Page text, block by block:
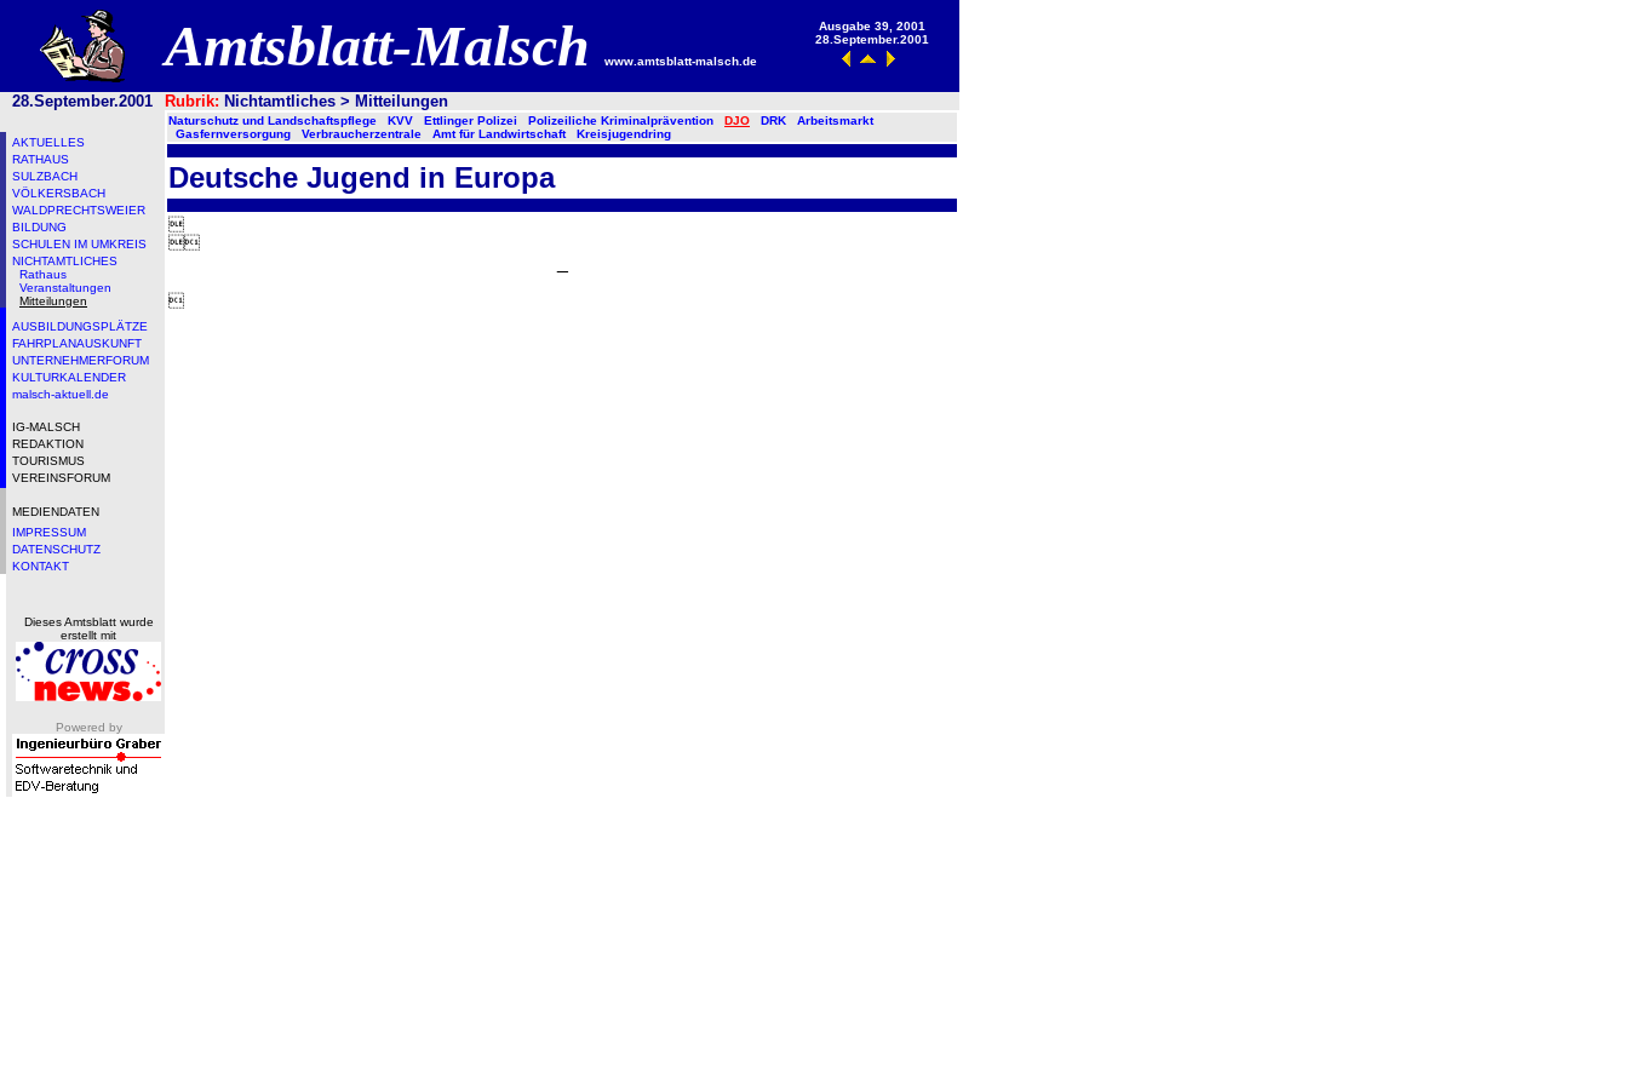
Amtsblatt-Malsch www.amtsblatt-malsch.de
Ausgabe 39, 2001
28.September.2001
28.September.2001 Rubrik: Nichtamtliches > Mitteilungen
AKTUELLES
RATHAUS
SULZBACH
VÖLKERSBACH
WALDPRECHTSWEIER
BILDUNG
SCHULEN IM UMKREIS
NICHTAMTLICHES
Rathaus
Veranstaltungen
Mitteilungen
AUSBILDUNGSPLÄTZE
FAHRPLANAUSKUNFT
UNTERNEHMERFORUM
KULTURKALENDER
malsch-aktuell.de
IG-MALSCH
REDAKTION
TOURISMUS
VEREINSFORUM
MEDIENDATEN
IMPRESSUM
DATENSCHUTZ
KONTAKT
Dieses Amtsblatt wurde
erstellt mit
Powered by
Naturschutz und Landschaftspflege KVV Ettlinger Polizei Polizeiliche Kriminalprävention DJO DRK
Arbeitsmarkt
Gasfernversorgung
Verbraucherzentrale Amt für Landwirtschaft Kreisjugendring
Deutsche Jugend in Europa


